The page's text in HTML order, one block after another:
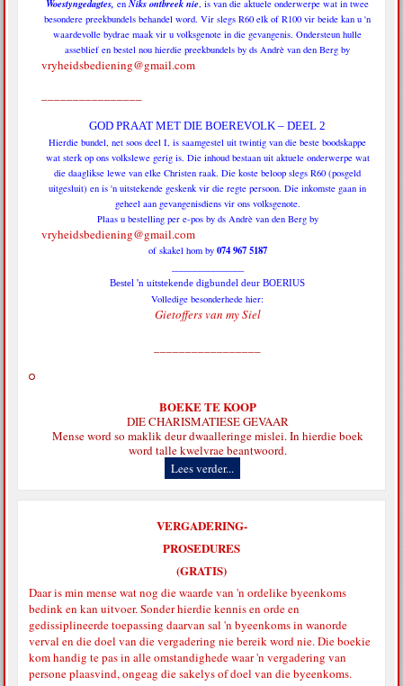
Woestyngedagtes, enNiks ontbreek nie, is van die aktuele onderwerpe wat in twee
besondere preekbundels behandel word. Vir slegs R60 elk of R100 vir beide kan u 'n
waardevolle bydrae maak vir u volksgenote in die gevangenis. Ondersteun hulle
asseblief en bestel nou hierdie preekbundels by ds Andrè van den Berg by
vryheidsbediening@gmail.com
GOD PRAAT MET DIE BOEREVOLK – DEEL 2
Hierdie bundel, net soos deel I, is saamgestel uit twintig van die beste boodskappe
wat sterk op ons volkslewe gerig is. Die inhoud bestaan uit aktuele onderwerpe wat
die daaglikse lewe van elke Christen raak. Die koste beloop slegs R60 (posgeld
uitgesluit) en is 'n uitstekende geskenk vir die regte persoon. Die inkomste gaan in
geheel aan gevangenisdiens vir ons volksgenote.
Plaas u bestelling per e-pos by ds Andrè van den Berg by
vryheidsbediening@gmail.com
of skakel hom by 074 967 5187
Bestel 'n uitstekende digbundel deur BOERIUS
Volledige besonderhede hier:
Gietoffers van my Siel
BOEKE TE KOOP
DIE CHARISMATIESE GEVAAR
Mense word so maklik deur dwaalleringe mislei. In hierdie boek
word talle kwelvrae beantwoord.
Lees verder...
VERGADERING-
PROSEDURES
(GRATIS)
Daar is min mense wat nog die waarde van 'n ordelike byeenkoms
bedink en kan uitvoer. Sonder hierdie kennis en orde en
gedissiplineerde toepassing daarvan sal 'n byeenkoms in wanorde
verval en die doel van die vergadering nie bereik word nie. Die boekie
kom handig te pas in alle omstandighede waar 'n vergadering van
persone plaasvind, ongeag die sakelys of doel van die byeenkoms.